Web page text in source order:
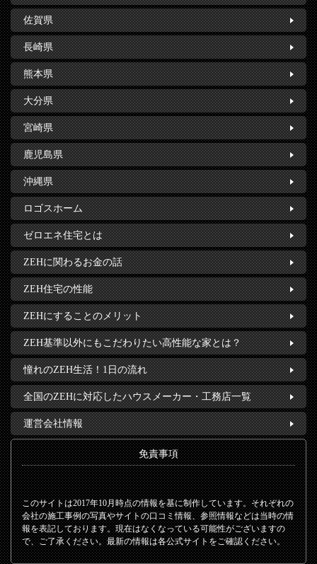
佐賀県
長崎県
熊本県
大分県
宮崎県
鹿児島県
沖縄県
ロゴスホーム
ゼロエネ住宅とは
ZEHに関わるお金の話
ZEH住宅の性能
ZEHにすることのメリット
ZEH基準以外にもこだわりたい高性能な家とは？
憧れのZEH生活！1日の流れ
全国のZEHに対応したハウスメーカー・工務店一覧
運営会社情報
免責事項
このサイトは2017年10月時点の情報を基に制作しています。それぞれの
会社の施工事例の写真やサイトの口コミ情報、参照情報などは当時の情
報を表記しております。現在はなくなっている可能性がございますの
で、ご了承ください。最新の情報は各公式サイトをご確認ください。